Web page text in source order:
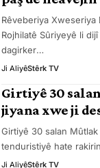
Rêveberiya Xweseriya
Rojhilatê Sûriyeyê li
dagirker…
Ji AliyêStêrk TV
Girtiyê 30
jiyana xwe ji
Girtiyê 30 salan
tenduristiyê hate
Ji AliyêStêrk TV